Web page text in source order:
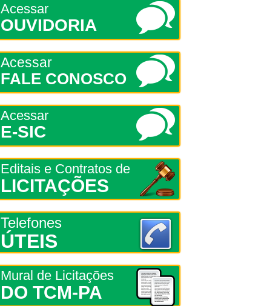
Acessar
OUVIDORIA
Acessar
FALE CONOSCO
Acessar
E-SIC
Editais e Contratos de
LICITAÇÕES
Telefones
ÚTEIS
Mural de Licitações
DO TCM-PA